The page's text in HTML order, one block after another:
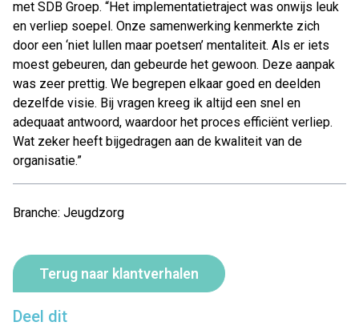
Deel dit
met SDB Groep. “Het implementatietraject was onwijs leuk
en verliep soepel. Onze samenwerking kenmerkte zich
door een ‘niet lullen maar poetsen’ mentaliteit. Als er iets
moest gebeuren, dan gebeurde het gewoon. Deze aanpak
was zeer prettig. We begrepen elkaar goed en deelden
dezelfde visie. Bij vragen kreeg ik altijd een snel en
adequaat antwoord, waardoor het proces efficiënt verliep.
Wat zeker heeft bijgedragen aan de kwaliteit van de
organisatie.”
Branche: Jeugdzorg
Terug naar klantverhalen